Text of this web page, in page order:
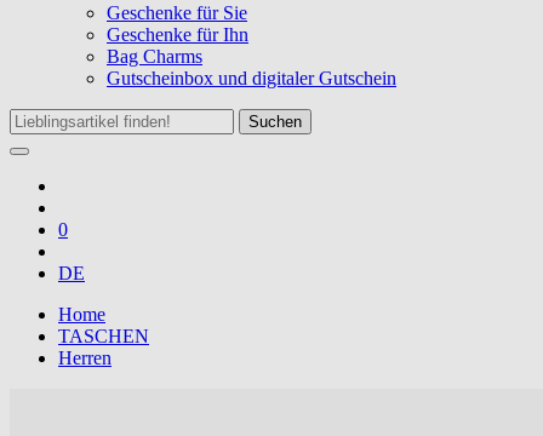
Geschenke für Sie
Geschenke für Ihn
Bag Charms
Gutscheinbox und digitaler Gutschein
Suchen
0
DE
Home
TASCHEN
Herren